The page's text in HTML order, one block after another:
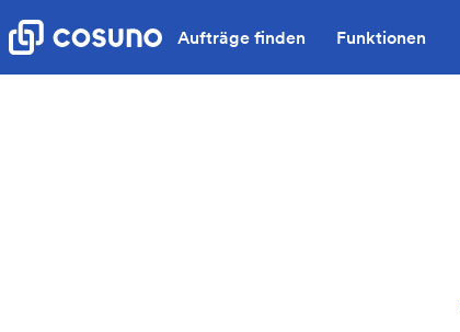
Aufträge finden Funktionen